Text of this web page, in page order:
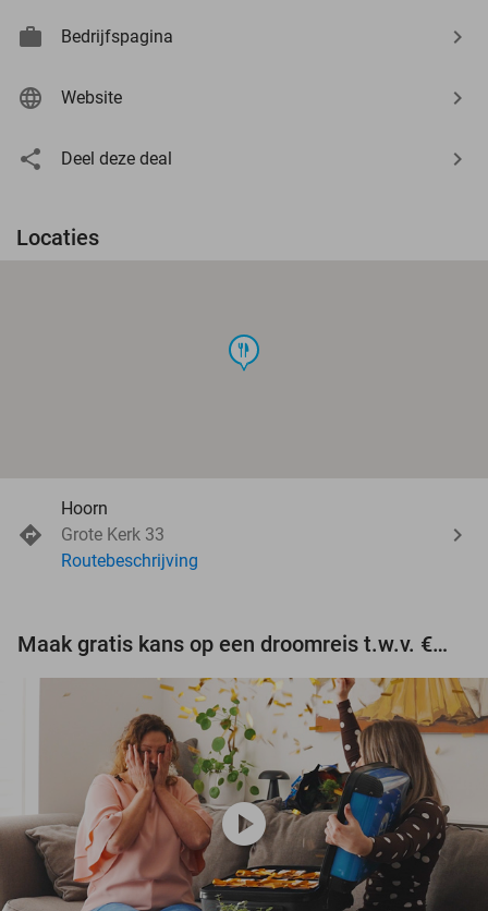
Bedrijfspagina
Website
Deel deze deal
Locaties
food
Hoorn
Grote Kerk 33
Routebeschrijving
Maak gratis kans op een droomreis t.w.v. €3.000!
play_circle